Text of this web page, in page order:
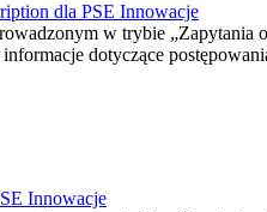
dla PSE Innowacje
w trybie
dotyczące
Innowacje